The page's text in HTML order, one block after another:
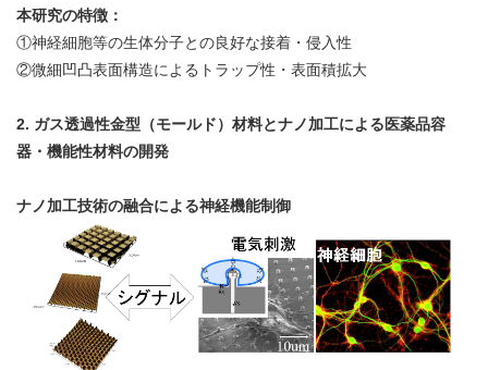
本研究の特徴：
①神経細胞等の生体分子との良好な接着・侵入性
②微細凹凸表面構造によるトラップ性・表面積拡大
2. ガス透過性金型（モールド）材料とナノ加工による医薬品容
器・機能性材料の開発
ナノ加工技術の融合による神経機能制御